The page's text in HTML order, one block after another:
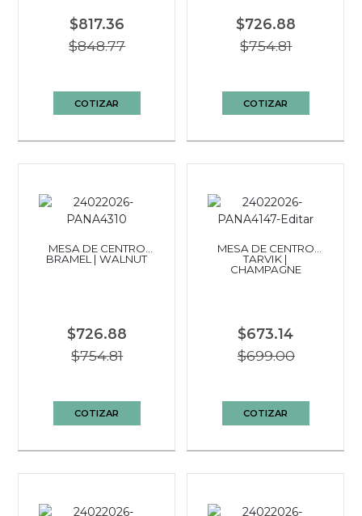
$817.36
$848.77
COTIZAR
$726.88
$754.81
COTIZAR
MESA DE CENTRO
BRAMEL | WALNUT
$726.88
$754.81
COTIZAR
MESA DE CENTRO
TARVIK |
CHAMPAGNE
$673.14
$699.00
COTIZAR